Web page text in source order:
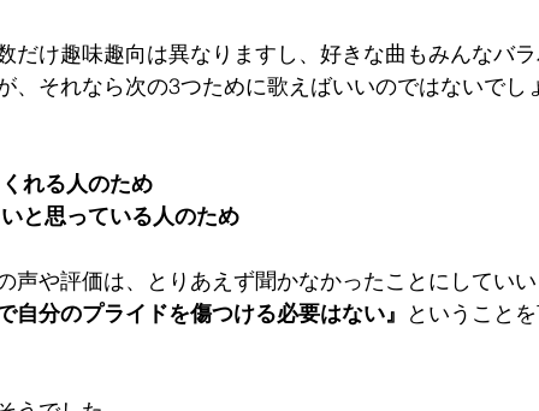
だけ趣味趣向は異なりますし、好きな曲もみんなバ
、それなら次の3つために歌えばいいのではないでし
れる人のため
と思っている人のため
声や評価は、とりあえず聞かなかったことにしてい
自分のプライドを傷つける必要はない』 ということ